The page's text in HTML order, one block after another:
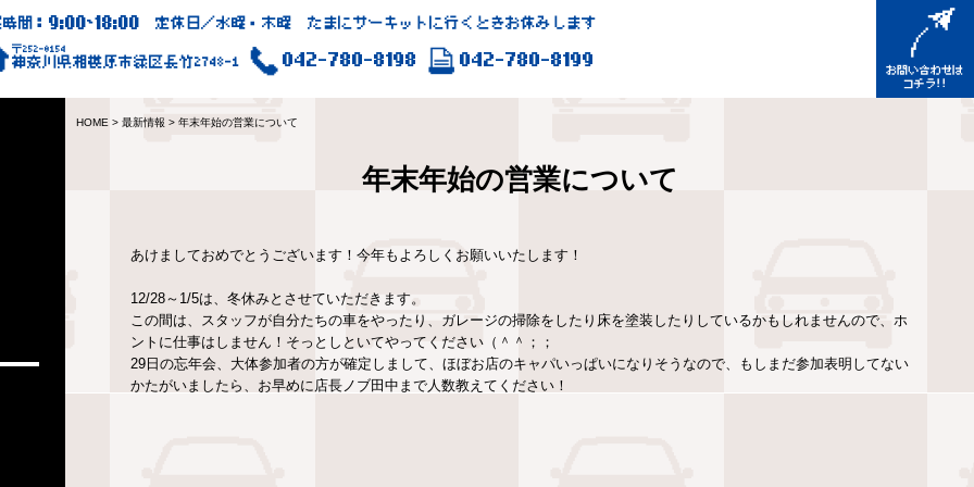
時間：9:00~18:00 定休日／水曜・木曜 たまにサーキットに行くときお休みします
〒252-0154
神奈川県相模原市緑区長竹2748-1 042-780-8198 042-780-8199
HOME > 最新情報 > 年末年始の営業について
年末年始の営業について
あけましておめでとうございます！今年もよろしくお願いいたします！
12/28～1/5は、冬休みとさせていただきます。
この間は、スタッフが自分たちの車をやったり、ガレージの掃除をしたり床を塗装したりしているかもしれませんので、ホ
ントに仕事はしません！そっとしといてやってください（＾＾；；
29日の忘年会、大体参加者の方が確定しまして、ほぼお店のキャパいっぱいになりそうなので、もしまだ参加表明してない
かたがいましたら、お早めに店長ノブ田中まで人数教えてください！